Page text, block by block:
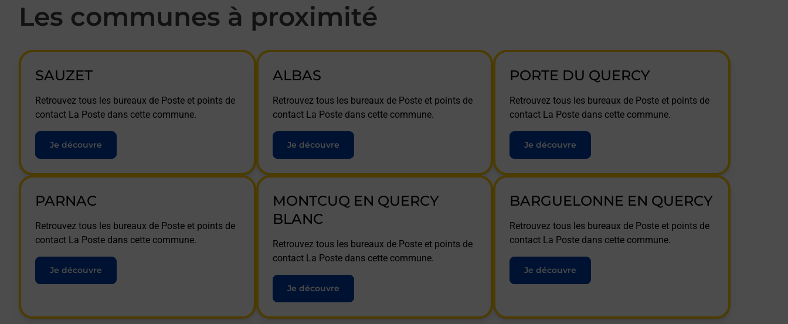
Les communes à proximité
SAUZET
Retrouvez tous les bureaux de Poste et points de
contact La Poste dans cette commune.
Je découvre
ALBAS
Retrouvez tous les bureaux de Poste et points de
contact La Poste dans cette commune.
Je découvre
PORTE DU QUERCY
Retrouvez tous les bureaux de Poste et points de
contact La Poste dans cette commune.
Je découvre
PARNAC
Retrouvez tous les bureaux de Poste et points de
contact La Poste dans cette commune.
Je découvre
MONTCUQ EN QUERCY
BLANC
Retrouvez tous les bureaux de Poste et points de
contact La Poste dans cette commune.
Je découvre
BARGUELONNE EN QUERCY
Retrouvez tous les bureaux de Poste et points de
contact La Poste dans cette commune.
Je découvre